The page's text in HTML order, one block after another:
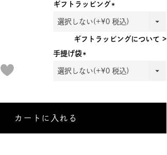
ギフトラッピング
(必
ギフトラッピングについて >
手提げ袋
(必
カートに入れる